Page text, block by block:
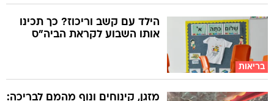
בריאות
הילד עם קשב וריכוז? כך תכינו
אותו השבוע לקראת הביה"ס
מזגן, קינוחים ונוף מהמם לבריכה: